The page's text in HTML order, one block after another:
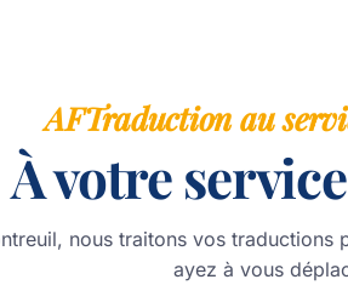
AFTraduction au
À votre
nous traitons vos traductions
ayez à vous